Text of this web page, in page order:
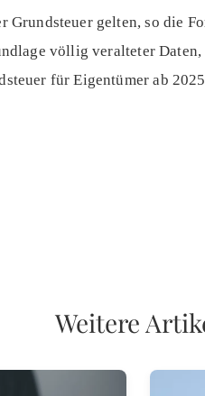
Grundsteuer gelten, so die
völlig veralteter
für Eigentümer ab
Weitere